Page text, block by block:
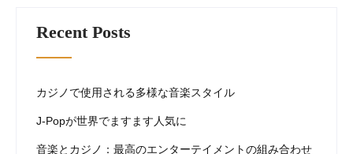
Recent Posts
カジノで使用される多様な音楽スタイル
J-Popが世界でますます人気に
音楽とカジノ：最高のエンターテイメントの組み合わせ